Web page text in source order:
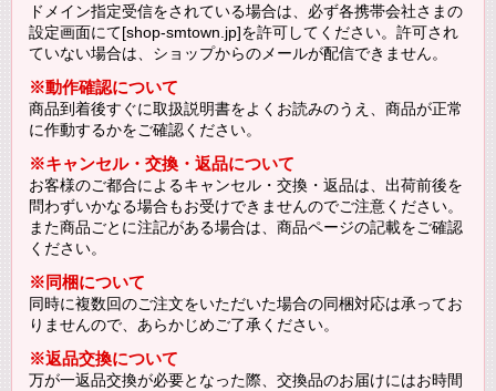
ドメイン指定受信をされている場合は、必ず各携帯会社さまの
設定画面にて[shop-smtown.jp]を許可してください。許可され
ていない場合は、ショップからのメールが配信できません。
※動作確認について
商品到着後すぐに取扱説明書をよくお読みのうえ、商品が正常
に作動するかをご確認ください。
※キャンセル・交換・返品について
お客様のご都合によるキャンセル・交換・返品は、出荷前後を
問わずいかなる場合もお受けできませんのでご注意ください。
また商品ごとに注記がある場合は、商品ページの記載をご確認
ください。
※同梱について
同時に複数回のご注文をいただいた場合の同梱対応は承ってお
りませんので、あらかじめご了承ください。
※返品交換について
万が一返品交換が必要となった際、交換品のお届けにはお時間